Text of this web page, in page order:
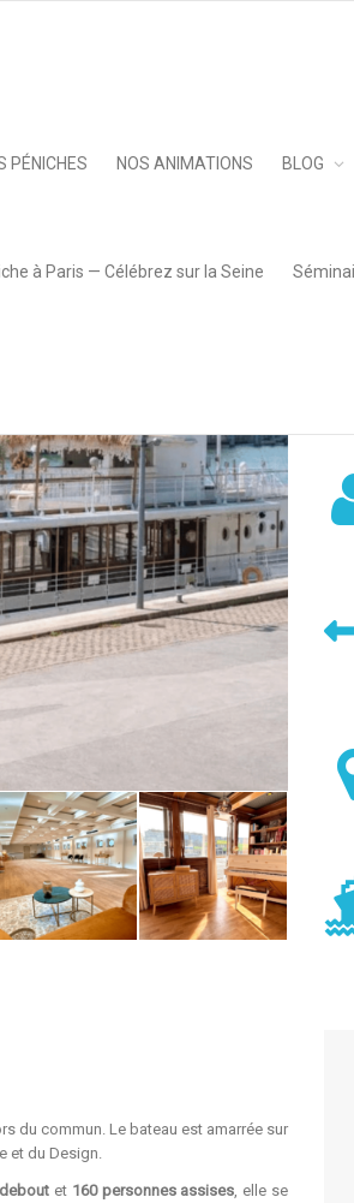
PÉNICHES NOS ANIMATIONS BLOG
à Paris — Célébrez sur la Seine
du commun. Le bateau est amarrée sur
et du Design.
et 160 personnes assises, elle se